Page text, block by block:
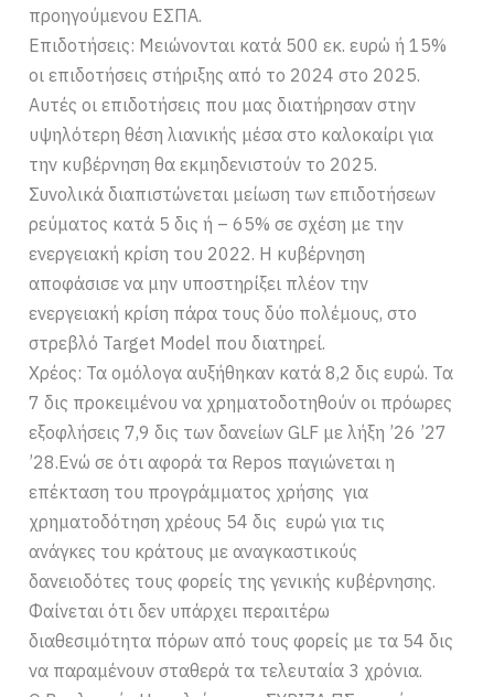
προηγούμενου ΕΣΠΑ.
Επιδοτήσεις: Μειώνονται κατά 500 εκ. ευρώ ή 15%
οι επιδοτήσεις στήριξης από το 2024 στο 2025.
Αυτές οι επιδοτήσεις που μας διατήρησαν στην
υψηλότερη θέση λιανικής μέσα στο καλοκαίρι για
την κυβέρνηση θα εκμηδενιστούν το 2025.
Συνολικά διαπιστώνεται μείωση των επιδοτήσεων
ρεύματος κατά 5 δις ή – 65% σε σχέση με την
ενεργειακή κρίση του 2022. Η κυβέρνηση
αποφάσισε να μην υποστηρίξει πλέον την
ενεργειακή κρίση πάρα τους δύο πολέμους, στο
στρεβλό Target Model που διατηρεί.
Χρέος: Τα ομόλογα αυξήθηκαν κατά 8,2 δις ευρώ. Τα
7 δις προκειμένου να χρηματοδοτηθούν οι πρόωρες
εξοφλήσεις 7,9 δις των δανείων GLF με λήξη ’26 ’27
’28.Ενώ σε ότι αφορά τα Repos παγιώνεται η
επέκταση του προγράμματος χρήσης για
χρηματοδότηση χρέους 54 δις ευρώ για τις
ανάγκες του κράτους με αναγκαστικούς
δανειοδότες τους φορείς της γενικής κυβέρνησης.
Φαίνεται ότι δεν υπάρχει περαιτέρω
διαθεσιμότητα πόρων από τους φορείς με τα 54 δις
να παραμένουν σταθερά τα τελευταία 3 χρόνια.